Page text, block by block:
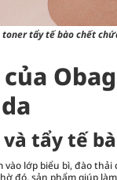
tẩy tế bào chết
và tẩy tế
vào lớp biểu bì, đào thải
đó, sản phẩm giúp